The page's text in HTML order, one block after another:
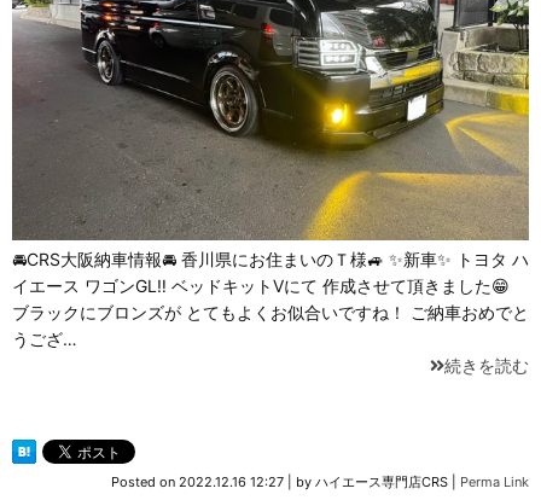
🚘CRS大阪納車情報🚘 香川県にお住まいのＴ様🚙 ✨新車✨ トヨタ ハ
イエース ワゴンGL‼️ ベッドキットⅤにて 作成させて頂きました😁
ブラックにブロンズが とてもよくお似合いですね！ ご納車おめでと
うござ…
続きを読む
Posted on 2022.12.16 12:27 by ハイエース専門店CRS Perma Link